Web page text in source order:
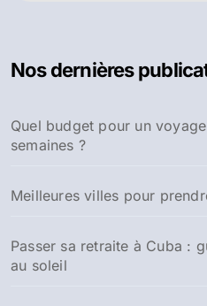
r
e
r
Nos dernières
Quel budget pour un
semaines ?
Meilleures villes pour
Passer sa retraite à Cuba :
au soleil